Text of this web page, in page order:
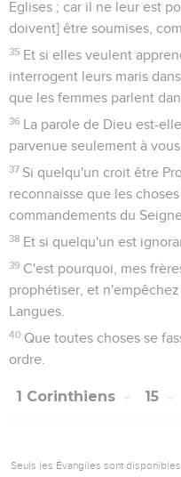
Eglises ; car il ne leur est
doivent] être soumises,
35 Et si elles veulent
interrogent leurs maris
que les femmes parlent
36 La parole de Dieu est-
parvenue seulement à vous
37 Si quelqu'un croit être
reconnaisse que les
commandements du
38 Et si quelqu'un est
39 C'est pourquoi, mes
prophétiser, et
Langues.
40 Que toutes choses se
ordre.
1 Corinthiens 15
Seuls les Évangiles sont